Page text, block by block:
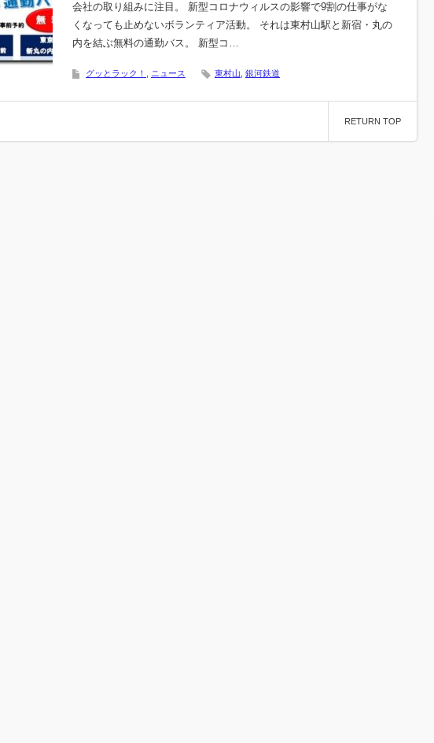
会社の取り組みに注目。 新型コロナウィルスの影響で9割の仕事がな
くなっても止めないボランティア活動。 それは東村山駅と新宿・丸の
内を結ぶ無料の通勤バス。 新型コ…
グッとラック！ ニュース 東村山 銀河鉄道
RETURN TOP